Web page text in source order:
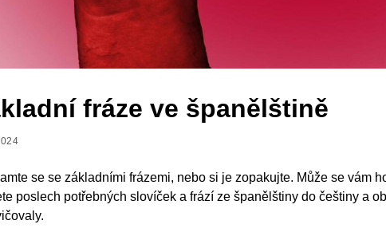
fráze ve španělštině
se se základními frázemi, nebo si je zopakujte. Může se vám
poslech potřebných slovíček a frází ze španělštiny do češtiny a